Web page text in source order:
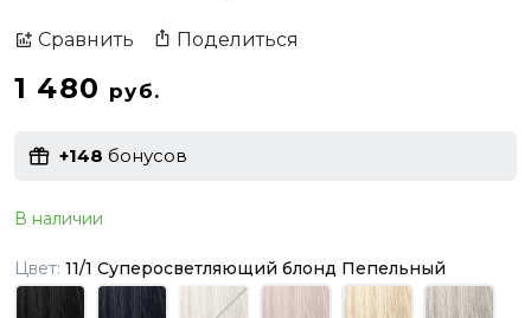
Сравнить Поделиться
1 480 руб.
+148 бонусов
В наличии
Цвет: 11/1 Суперосветляющий блонд Пепельный